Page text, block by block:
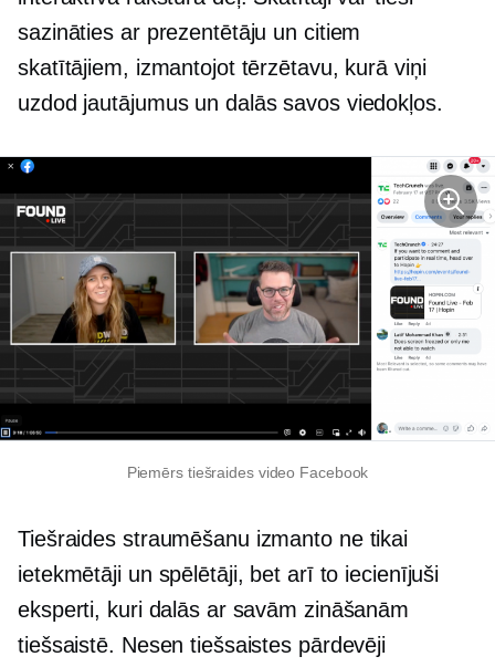
sazināties ar prezentētāju un citiem
skatītājiem, izmantojot tērzētavu, kurā viņi
uzdod jautājumus un dalās savos viedokļos.
Piemērs tiešraides video Facebook
Tiešraides straumēšanu izmanto ne tikai
ietekmētāji un spēlētāji, bet arī to iecienījuši
eksperti, kuri dalās ar savām zināšanām
tiešsaistē. Nesen tiešsaistes pārdevēji